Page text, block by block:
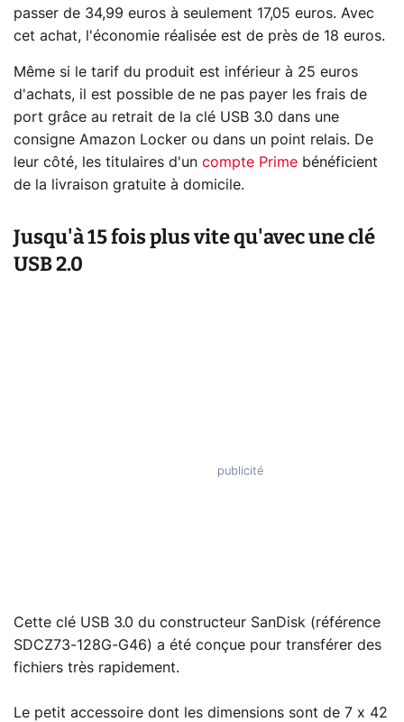
passer de 34,99 euros à seulement 17,05 euros. Avec
cet achat, l'économie réalisée est de près de 18 euros.
Même si le tarif du produit est inférieur à 25 euros
d'achats, il est possible de ne pas payer les frais de
port grâce au retrait de la clé USB 3.0 dans une
consigne Amazon Locker ou dans un point relais. De
leur côté, les titulaires d'un compte Prime bénéficient
de la livraison gratuite à domicile.
Jusqu'à 15 fois plus vite qu'avec une clé
USB 2.0
Cette clé USB 3.0 du constructeur SanDisk (référence
SDCZ73-128G-G46) a été conçue pour transférer des
fichiers très rapidement.
Le petit accessoire dont les dimensions sont de 7 x 42